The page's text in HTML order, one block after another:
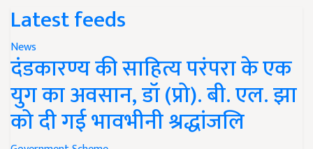
Latest feeds
News
दंडकारण्य की साहित्य परंपरा के एक
युग का अवसान, डॉ (प्रो). बी. एल. झा
को दी गई भावभीनी श्रद्धांजलि